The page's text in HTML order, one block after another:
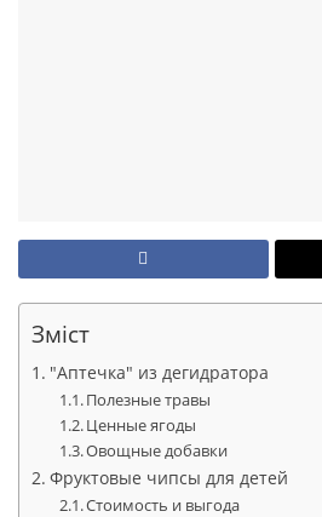
Зміст
"Аптечка" из дегидратора
Полезные травы
Ценные ягоды
Овощные добавки
Фруктовые чипсы для детей
Стоимость и выгода